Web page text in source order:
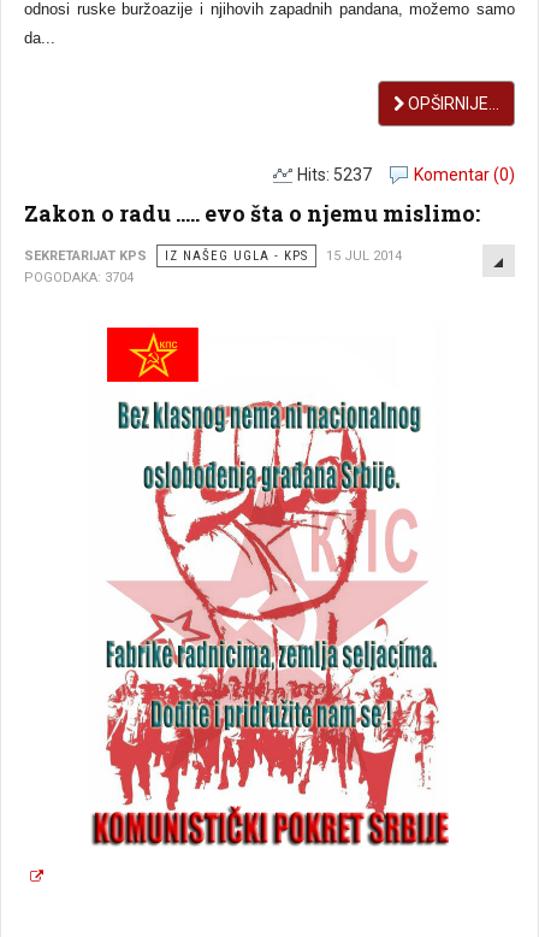
odnosi ruske buržoazije i njihovih zapadnih pandana, možemo samo
da...
OPŠIRNIJE...
Komentar (0)
Hits: 5237
Zakon o radu ..... evo šta o njemu mislimo:
SEKRETARIJAT KPS IZ NAŠEG UGLA - KPS
15 JUL 2014
POGODAKA: 3704